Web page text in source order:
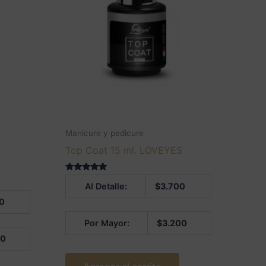
Manicure y pedicure
Top Coat 15 ml. LOVEYES
Al Detalle: $3.700
Por Mayor: $3.200